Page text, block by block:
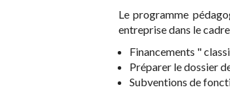
Le programme
entreprise dans le
Financements "
Préparer le dossier
Subventions de